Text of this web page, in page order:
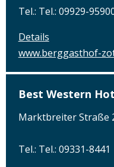
Tel.: Tel.: 09929-
Details
www.berggasthof-
Best Western
Marktbreiter Straße
Tel.: Tel.: 09331-8441